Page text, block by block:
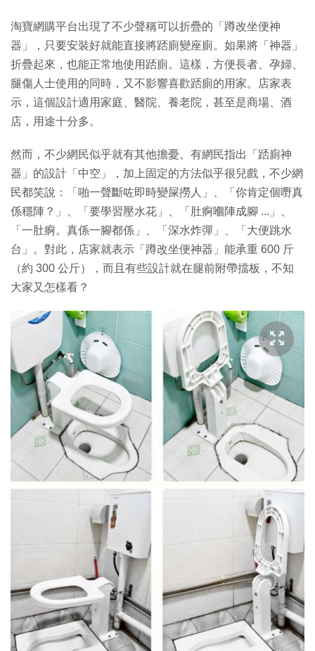
淘寶網購平台出現了不少聲稱可以折疊的「蹲改坐便神
器」，只要安裝好就能直接將踎廁變座廁。如果將「神器」
折疊起來，也能正常地使用踎廁。這樣，方便長者、孕婦、
腿傷人士使用的同時，又不影響喜歡踎廁的用家。店家表
示，這個設計適用家庭、醫院、養老院，甚至是商場、酒
店，用途十分多。
然而，不少網民似乎就有其他擔憂。有網民指出「踎廁神
器」的設計「中空」，加上固定的方法似乎很兒戲，不少網
民都笑說：「啪一聲斷咗即時變屎撈人」、「你肯定個嘢真
係穩陣？」、「要學習壓水花」、「肚痾嗰陣成腳 ...」、
「一肚痾。真係一腳都係」、「深水炸彈」、「大便跳水
台」。對此，店家就表示「蹲改坐便神器」能承重 600 斤
（約 300 公斤），而且有些設計就在腿前附帶擋板，不知
大家又怎樣看？